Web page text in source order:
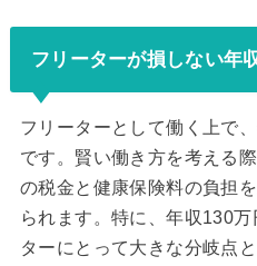
フリーターが損しない年
フリーターとして働く上で
です。賢い働き方を考える
の税金と健康保険料の負担
られます。特に、年収130
ターにとって大きな分岐点